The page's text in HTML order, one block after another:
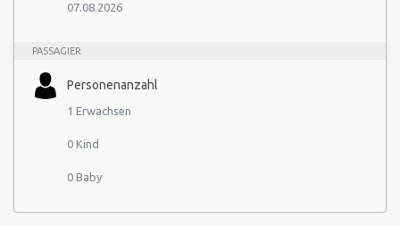
07.08.2026
PASSAGIER
Personenanzahl
1 Erwachsen
0 Kind
0 Baby